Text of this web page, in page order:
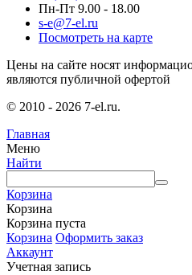
Пн-Пт 9.00 - 18.00
s-e@7-el.ru
Посмотреть на карте
Цены на сайте носят
являются публичной офертой
© 2010 - 2026 7-el.ru.
Главная
Меню
Найти
Корзина
Корзина
Корзина пуста
Корзина Оформить заказ
Аккаунт
Учетная запись